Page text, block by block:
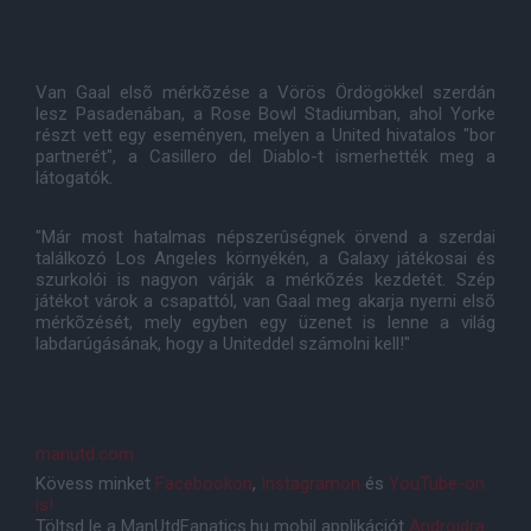
Van Gaal elsõ mérkõzése a Vörös Ördögökkel szerdán
lesz Pasadenában, a Rose Bowl Stadiumban, ahol Yorke
részt vett egy eseményen, melyen a United hivatalos "bor
partnerét", a Casillero del Diablo-t ismerhették meg a
látogatók.
"Már most hatalmas népszerûségnek örvend a szerdai
találkozó Los Angeles környékén, a Galaxy játékosai és
szurkolói is nagyon várják a mérkõzés kezdetét. Szép
játékot várok a csapattól, van Gaal meg akarja nyerni elsõ
mérkõzését, mely egyben egy üzenet is lenne a világ
labdarúgásának, hogy a Uniteddel számolni kell!"
manutd.com
Kövess minket Facebookon, Instagramon és YouTube-on
is!
Töltsd le a ManUtdFanatics.hu mobil applikációt Androidra